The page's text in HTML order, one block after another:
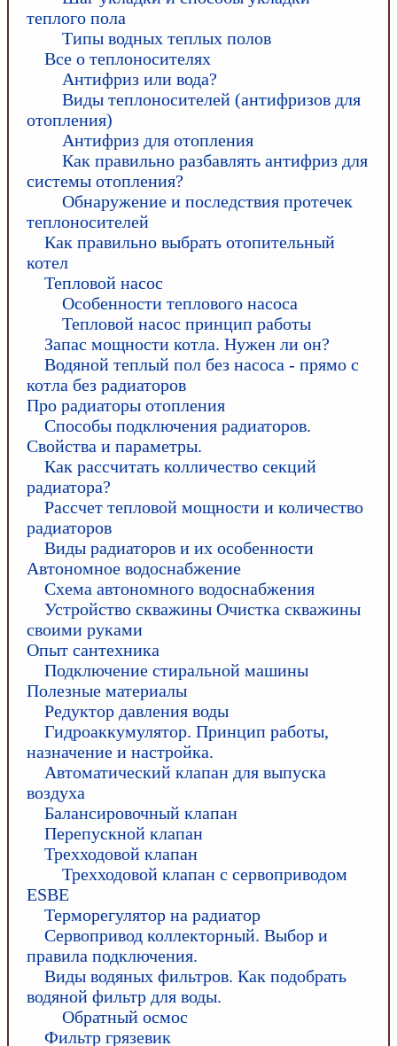
теплого пола
Типы водных теплых полов
Все о теплоносителях
Антифриз или вода?
Виды теплоносителей (антифризов для
отопления)
Антифриз для отопления
Как правильно разбавлять антифриз для
системы отопления?
Обнаружение и последствия протечек
теплоносителей
Как правильно выбрать отопительный
котел
Тепловой насос
Особенности теплового насоса
Тепловой насос принцип работы
Запас мощности котла. Нужен ли он?
Водяной теплый пол без насоса - прямо с
котла без радиаторов
Про радиаторы отопления
Способы подключения радиаторов.
Свойства и параметры.
Как рассчитать колличество секций
радиатора?
Рассчет тепловой мощности и количество
радиаторов
Виды радиаторов и их особенности
Автономное водоснабжение
Схема автономного водоснабжения
Устройство скважины Очистка скважины
своими руками
Опыт сантехника
Подключение стиральной машины
Полезные материалы
Редуктор давления воды
Гидроаккумулятор. Принцип работы,
назначение и настройка.
Автоматический клапан для выпуска
воздуха
Балансировочный клапан
Перепускной клапан
Трехходовой клапан
Трехходовой клапан с сервоприводом
ESBE
Терморегулятор на радиатор
Сервопривод коллекторный. Выбор и
правила подключения.
Виды водяных фильтров. Как подобрать
водяной фильтр для воды.
Обратный осмос
Фильтр грязевик